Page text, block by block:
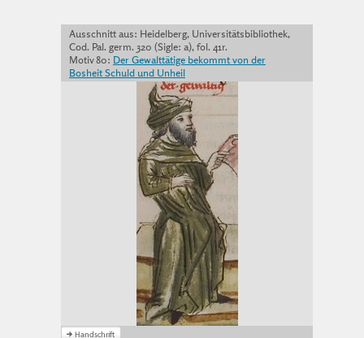
Ausschnitt aus: Heidelberg, Universitätsbibliothek,
Cod. Pal. germ. 320 (Sigle: a), fol. 41r.
Motiv 80: Der Gewalttätige bekommt von der
Bosheit Schuld und Unheil